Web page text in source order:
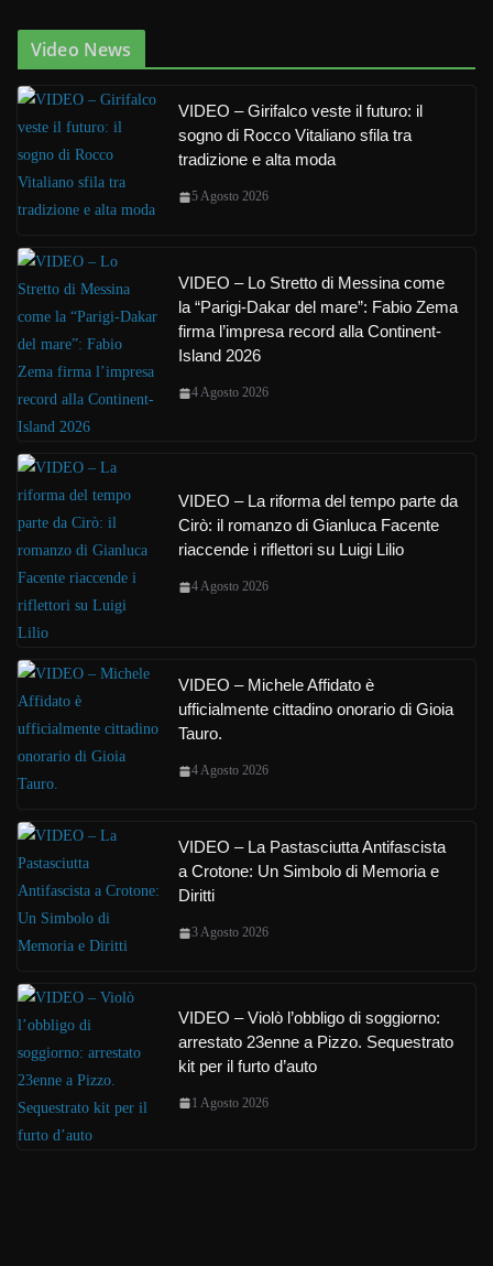
Video News
VIDEO – Girifalco veste il futuro: il
sogno di Rocco Vitaliano sfila tra
tradizione e alta moda
5 Agosto 2026
VIDEO – Lo Stretto di Messina come
la “Parigi-Dakar del mare”: Fabio Zema
firma l’impresa record alla Continent-
Island 2026
4 Agosto 2026
VIDEO – La riforma del tempo parte da
Cirò: il romanzo di Gianluca Facente
riaccende i riflettori su Luigi Lilio
4 Agosto 2026
VIDEO – Michele Affidato è
ufficialmente cittadino onorario di Gioia
Tauro.
4 Agosto 2026
VIDEO – La Pastasciutta Antifascista
a Crotone: Un Simbolo di Memoria e
Diritti
3 Agosto 2026
VIDEO – Violò l’obbligo di soggiorno:
arrestato 23enne a Pizzo. Sequestrato
kit per il furto d’auto
1 Agosto 2026